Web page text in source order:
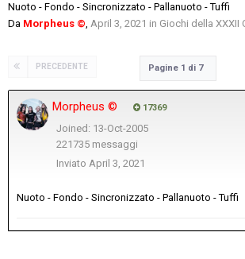
Nuoto - Fondo - Sincronizzato - Pallanuoto - Tuffi
Da Morpheus ©, April 3, 2021 in Giochi della XXXII
PRECEDENTE Pagine 1 di 7
Morpheus © 17369
Joined: 13-Oct-2005
221735 messaggi
Inviato April 3, 2021
Nuoto - Fondo - Sincronizzato - Pallanuoto - Tuffi